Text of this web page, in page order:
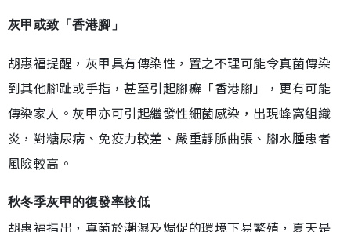
灰甲或致「香港腳」
胡惠福提醒，灰甲具有傳染性，置之不理可能令真菌傳染
到其他腳趾或手指，甚至引起腳癬「香港腳」，更有可能
傳染家人。灰甲亦可引起繼發性細菌感染，出現蜂窩組織
炎，對糖尿病、免疫力較差、嚴重靜脈曲張、腳水腫患者
風險較高。
秋冬季灰甲的復發率較低
胡惠福指出，真菌於潮濕及焗促的環境下易繁殖，夏天是